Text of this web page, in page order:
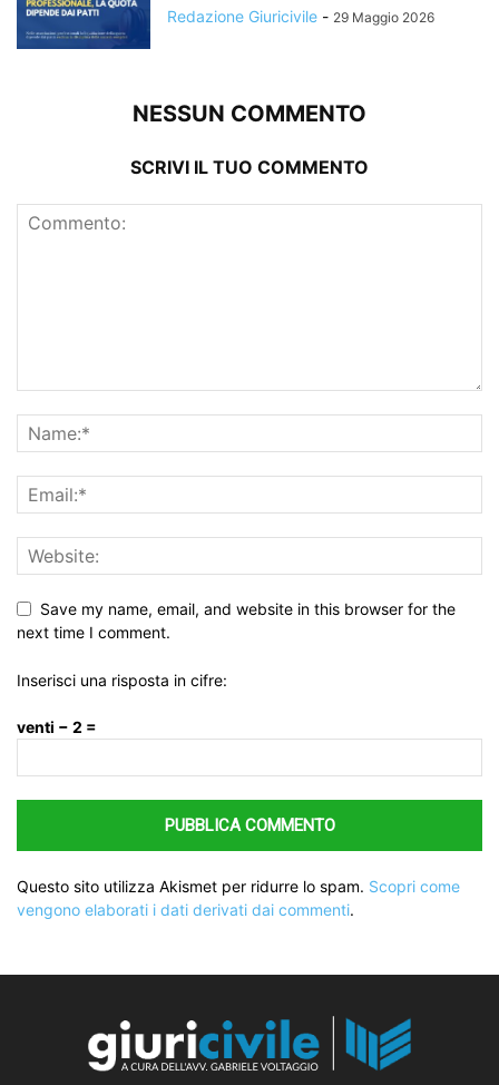
Redazione Giuricivile - 29 Maggio 2026
NESSUN COMMENTO
SCRIVI IL TUO COMMENTO
Save my name, email, and website in this browser for the
next time I comment.
Inserisci una risposta in cifre:
venti − 2 =
Questo sito utilizza Akismet per ridurre lo spam. Scopri come
vengono elaborati i dati derivati dai commenti.